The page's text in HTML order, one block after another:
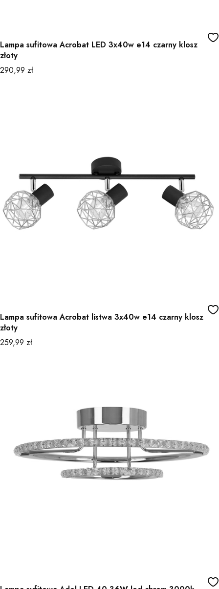
Lampa sufitowa Acrobat LED 3x40w e14 czarny klosz
złoty
Cena
290,99 zł
Lampa sufitowa Acrobat listwa 3x40w e14 czarny klosz
złoty
Cena
259,99 zł